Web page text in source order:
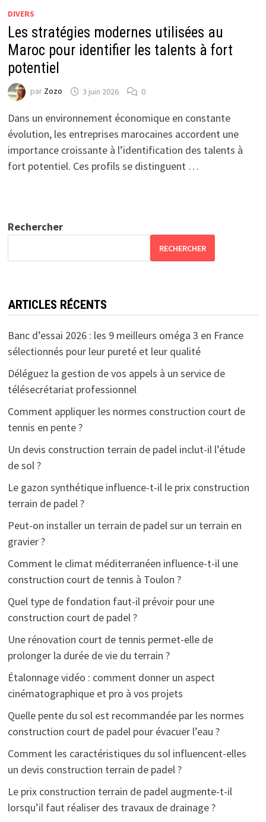
DIVERS
Les stratégies modernes utilisées au
Maroc pour identifier les talents à fort
potentiel
par Zozo 3 juin 2026 0
Dans un environnement économique en constante
évolution, les entreprises marocaines accordent une
importance croissante à l’identification des talents à
fort potentiel. Ces profils se distinguent …
Rechercher
RECHERCHER
ARTICLES RÉCENTS
Banc d’essai 2026 : les 9 meilleurs oméga 3 en France
sélectionnés pour leur pureté et leur qualité
Déléguez la gestion de vos appels à un service de
télésecrétariat professionnel
Comment appliquer les normes construction court de
tennis en pente ?
Un devis construction terrain de padel inclut-il l’étude
de sol ?
Le gazon synthétique influence-t-il le prix construction
terrain de padel ?
Peut-on installer un terrain de padel sur un terrain en
gravier ?
Comment le climat méditerranéen influence-t-il une
construction court de tennis à Toulon ?
Quel type de fondation faut-il prévoir pour une
construction court de padel ?
Une rénovation court de tennis permet-elle de
prolonger la durée de vie du terrain ?
Étalonnage vidéo : comment donner un aspect
cinématographique et pro à vos projets
Quelle pente du sol est recommandée par les normes
construction court de padel pour évacuer l’eau ?
Comment les caractéristiques du sol influencent-elles
un devis construction terrain de padel ?
Le prix construction terrain de padel augmente-t-il
lorsqu’il faut réaliser des travaux de drainage ?